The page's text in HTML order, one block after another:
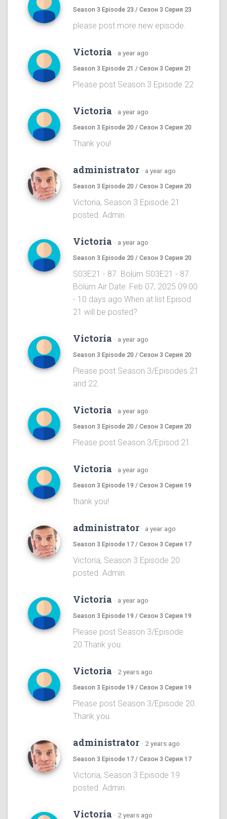
Season 3 Episode 23 / Сезон 3 Серия 23
please post more new episode.
Victoria · a year ago
Season 3 Episode 21 / Сезон 3 Серия 21
Please post Season 3 Episode 22
Victoria · a year ago
Season 3 Episode 20 / Сезон 3 Серия 20
Thank you!
administrator · a year ago
Season 3 Episode 20 / Сезон 3 Серия 20
Victoria, Season 3 Episode 21
posted. Admin.
Victoria · a year ago
Season 3 Episode 20 / Сезон 3 Серия 20
S03E21 - 87. Bölüm S03E21 - 87.
Bölüm Air Date: Feb 07, 2025 09:00
- 10 days ago When at list Episod
21 will be posted?
Victoria · a year ago
Season 3 Episode 20 / Сезон 3 Серия 20
Please post Season 3/Episodes 21
and 22.
Victoria · a year ago
Season 3 Episode 20 / Сезон 3 Серия 20
Please post Season 3/Episod 21.
Victoria · a year ago
Season 3 Episode 19 / Сезон 3 Серия 19
thank you!
administrator · a year ago
Season 3 Episode 17 / Сезон 3 Серия 17
Victoria, Season 3 Episode 20
posted. Admin.
Victoria · a year ago
Season 3 Episode 19 / Сезон 3 Серия 19
Please post Season 3/Episode
20.Thank you.
Victoria · 2 years ago
Season 3 Episode 19 / Сезон 3 Серия 19
Please post Season 3/Episode 20.
Thank you.
administrator · 2 years ago
Season 3 Episode 17 / Сезон 3 Серия 17
Victoria, Season 3 Episode 19
posted. Admin.
Victoria · 2 years ago